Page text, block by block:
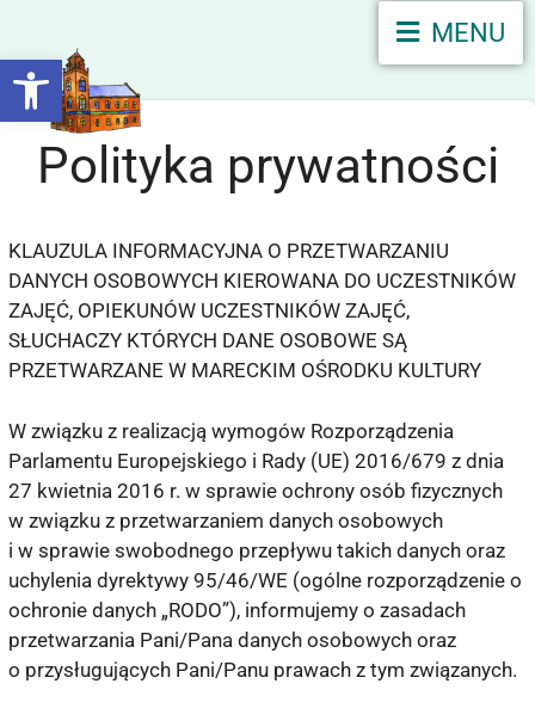
Otwórz pasek narzędzi
MENU
Polityka prywatności
KLAUZULA INFORMACYJNA O PRZETWARZANIU
DANYCH OSOBOWYCH KIEROWANA DO UCZESTNIKÓW
ZAJĘĆ, OPIEKUNÓW UCZESTNIKÓW ZAJĘĆ,
SŁUCHACZY KTÓRYCH DANE OSOBOWE SĄ
PRZETWARZANE W MARECKIM OŚRODKU KULTURY
W związku z realizacją wymogów Rozporządzenia
Parlamentu Europejskiego i Rady (UE) 2016/679 z dnia
27 kwietnia 2016 r. w sprawie ochrony osób fizycznych
w związku z przetwarzaniem danych osobowych
i w sprawie swobodnego przepływu takich danych oraz
uchylenia dyrektywy 95/46/WE (ogólne rozporządzenie o
ochronie danych „RODO”), informujemy o zasadach
przetwarzania Pani/Pana danych osobowych oraz
o przysługujących Pani/Panu prawach z tym związanych.